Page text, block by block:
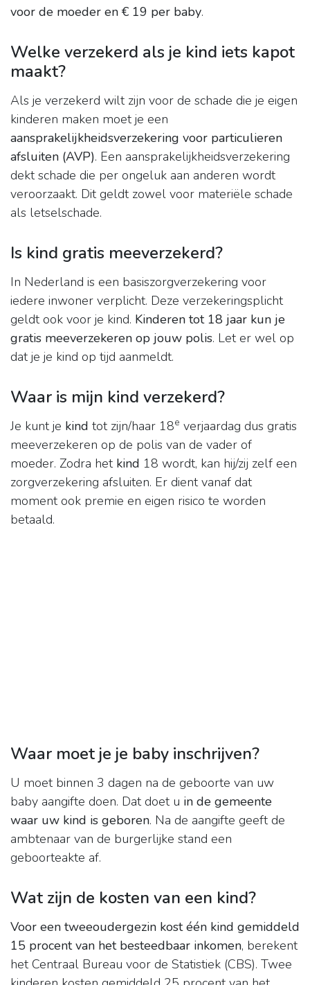
voor de moeder en € 19 per baby.
Welke verzekerd als je kind iets kapot
maakt?
Als je verzekerd wilt zijn voor de schade die je eigen
kinderen maken moet je een
aansprakelijkheidsverzekering voor particulieren
afsluiten (AVP). Een aansprakelijkheidsverzekering
dekt schade die per ongeluk aan anderen wordt
veroorzaakt. Dit geldt zowel voor materiële schade
als letselschade.
Is kind gratis meeverzekerd?
In Nederland is een basiszorgverzekering voor
iedere inwoner verplicht. Deze verzekeringsplicht
geldt ook voor je kind. Kinderen tot 18 jaar kun je
gratis meeverzekeren op jouw polis. Let er wel op
dat je je kind op tijd aanmeldt.
Waar is mijn kind verzekerd?
Je kunt je kind tot zijn/haar 18e verjaardag dus gratis
meeverzekeren op de polis van de vader of
moeder. Zodra het kind 18 wordt, kan hij/zij zelf een
zorgverzekering afsluiten. Er dient vanaf dat
moment ook premie en eigen risico te worden
betaald.
Waar moet je je baby inschrijven?
U moet binnen 3 dagen na de geboorte van uw
baby aangifte doen. Dat doet u in de gemeente
waar uw kind is geboren. Na de aangifte geeft de
ambtenaar van de burgerlijke stand een
geboorteakte af.
Wat zijn de kosten van een kind?
Voor een tweeoudergezin kost één kind gemiddeld
15 procent van het besteedbaar inkomen, berekent
het Centraal Bureau voor de Statistiek (CBS). Twee